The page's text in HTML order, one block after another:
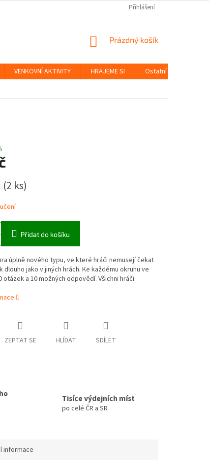
ZÁSADY OCHRANY
Přihlášení
NÁKUPNÍ
Prázdný košík
VENKOVNÍ AKTIVITY HRAJEME SI Ostatní
(2 ks)
Přidat do košíku
úplně nového typu, ve které hráči nemusejí čekat
dlouho jako v jiných hrách. Ke každému okruhu ve
otázek a 10 možných odpovědí. Všichni hráči
ZEPTAT SE HLÍDAT SDÍLET
Tisíce výdejních míst
po celé ČR a SR
informace